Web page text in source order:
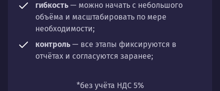
гибкость — можно начать с небольшого
объёма и масштабировать по мере
необходимости;
контроль — все этапы фиксируются в
отчётах и согласуются заранее;
направлений: стратегии, настройки,
*без учёта НДС 5%